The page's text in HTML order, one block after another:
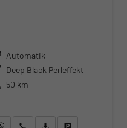
Automatik
Deep Black Perleffekt
50 km
WhatsApp anfragen
Wir rufen Sie anFahrzeugexposé (PDF)